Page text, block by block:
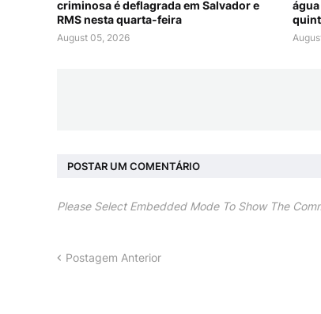
criminosa é deflagrada em Salvador e
RMS nesta quarta-feira
August 05, 2026
POSTAR UM COMENTÁRIO
Please Select Embedded Mode To Show The
Postagem Anterior